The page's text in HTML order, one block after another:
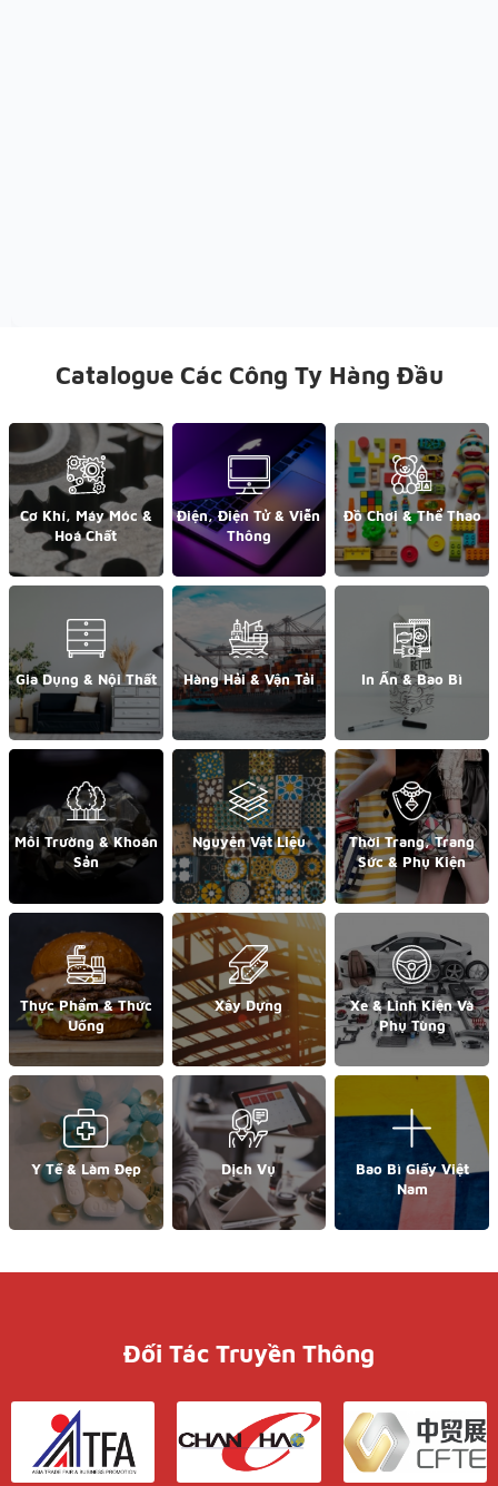
Catalogue Các Công Ty Hàng Đầu
Cơ Khí, Máy Móc &
Hoá Chất
Điện, Điện Tử & Viễn
Thông
Đồ Chơi & Thể Thao
Gia Dụng & Nội Thất Hàng Hải & Vận Tải In Ấn & Bao Bì
Môi Trường & Khoán
Sản
Nguyên Vật Liệu
Thời Trang, Trang
Sức & Phụ Kiện
Thực Phẩm & Thức
Uống
Xây Dựng
Xe & Linh Kiện Và
Phụ Tùng
Y Tế & Làm Đẹp Dịch Vụ
Bao Bì Giấy Việt
Nam
Đối Tác Truyền Thông